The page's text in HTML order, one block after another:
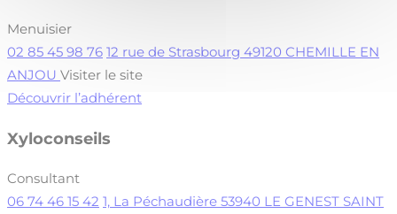
Menuisier
02 85 45 98 76 12 rue de Strasbourg 49120 CHEMILLE EN
ANJOU Visiter le site
Découvrir l’adhérent
Xyloconseils
Consultant
06 74 46 15 42 1, La Péchaudière 53940 LE GENEST SAINT